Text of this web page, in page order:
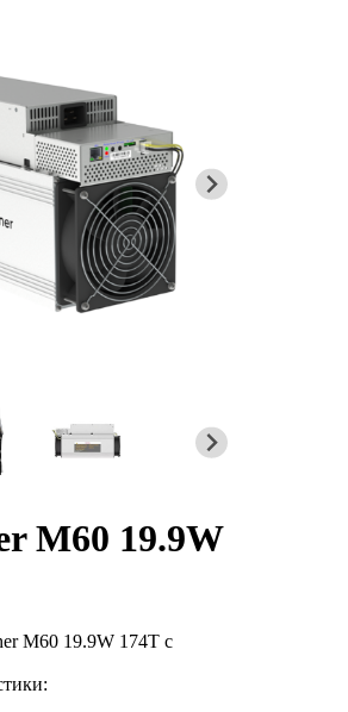
M60 19.9W
M60 19.9W 174T с